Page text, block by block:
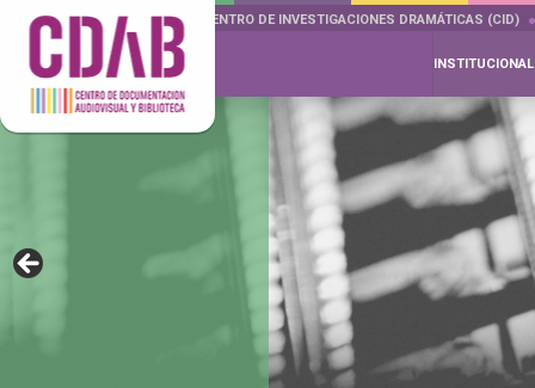
DOCUMENTA DRAMÁTICAS CENTRO DE INVESTIGACIONES DRAMÁTICAS (CID)
INSTITUCIONAL